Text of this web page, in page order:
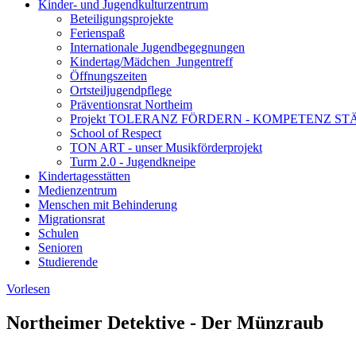
Kinder- und Jugendkulturzentrum
Beteiligungsprojekte
Ferienspaß
Internationale Jugendbegegnungen
Kindertag/Mädchen_Jungentreff
Öffnungszeiten
Ortsteiljugendpflege
Präventionsrat Northeim
Projekt TOLERANZ FÖRDERN - KOMPETENZ
School of Respect
TON ART - unser Musikförderprojekt
Turm 2.0 - Jugendkneipe
Kindertagesstätten
Medienzentrum
Menschen mit Behinderung
Migrationsrat
Schulen
Senioren
Studierende
Vorlesen
Northeimer Detektive - Der Münzraub